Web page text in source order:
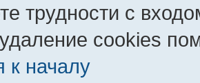
трудности с
cookies
к началу